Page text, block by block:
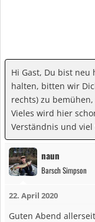
Hi Gast, Du bist
halten, bitten wir
rechts) zu
Vieles wird hier
Verständnis und viel
naun
Barsch Simpson
22. April 2020
Guten Abend